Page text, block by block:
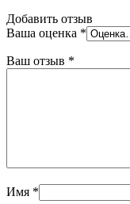
Добавить отзыв
Ваша оценка *
Ваш отзыв *
Имя *